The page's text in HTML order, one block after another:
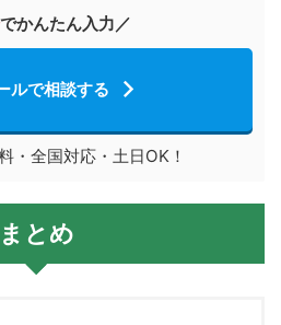
でかんたん入力 ／
ルで相談する
・全国対応・土日OK！
まとめ